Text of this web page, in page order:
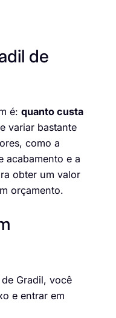
de
é: quanto custa
variar bastante
como a
acabamento e a
obter um valor
orçamento.
Gradil, você
e entrar em